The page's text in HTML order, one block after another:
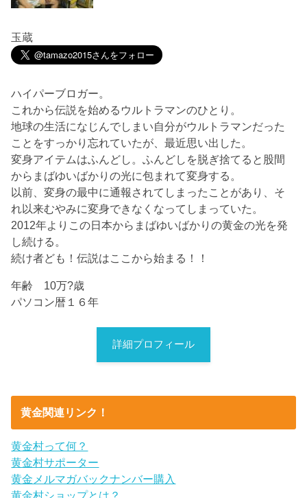
玉蔵
ハイパーブロガー。
これから伝説を始めるウルトラマンのひとり。
地球の生活になじんでしまい自分がウルトラマンだった
ことをすっかり忘れていたが、最近思い出した。
変身アイテムはふんどし。ふんどしを脱ぎ捨てると股間
からまばゆいばかりの光に包まれて変身する。
以前、変身の最中に通報されてしまったことがあり、そ
れ以来むやみに変身できなくなってしまっていた。
2012年よりこの日本からまばゆいばかりの黄金の光を発
し続ける。
続け者ども！伝説はここから始まる！！
年齢 10万?歳
パソコン暦１６年
詳細プロフィール
黄金関連リンク！
黄金村って何？
黄金村サポーター
黄金メルマガバックナンバー購入
黄金村ショップとは？